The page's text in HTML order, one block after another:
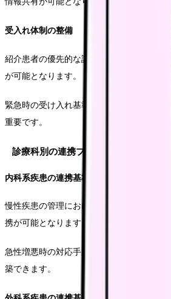
受入れ体制の整備
紹介患者の優先的な診療枠を確保すること
が可能となります。
緊急時の受け入れ基準を明確化し、連携医
重要です。
診療科別の連携プロトコル
内科系疾患の連携基準
慢性疾患の管理における役割分担を明確化
携が可能となります。
急性増悪時の対応手順を共有することで、
築できます。